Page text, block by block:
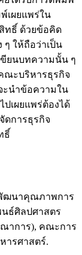
เผยแพร่ใน
ทธิ์ ด้วยข้อคิด
ให้ถือว่าเป็น
ขียนบทความนั้น ๆ
ณะบริหารธุรกิจ
ะนำข้อความใน
ปเผยแพร่ต้องได้
ดการธุรกิจ
ธิ์
พัฒนาคุณภาพการ
นธ์ศิลปศาสตร
าการ), คณะการ
ารศาสตร์.